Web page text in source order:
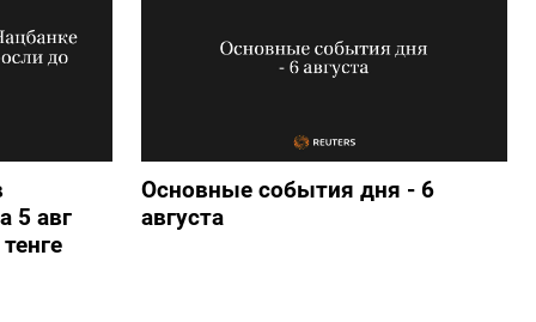
5 авг
Основные события дня - 6
августа